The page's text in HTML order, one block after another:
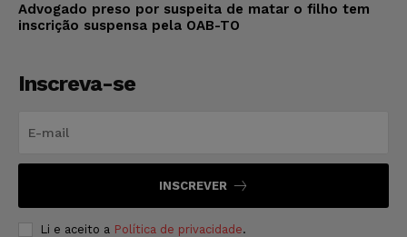
Advogado preso por suspeita de matar o filho tem
inscrição suspensa pela OAB-TO
Inscreva-se
INSCREVER
Li e aceito a Política de privacidade.